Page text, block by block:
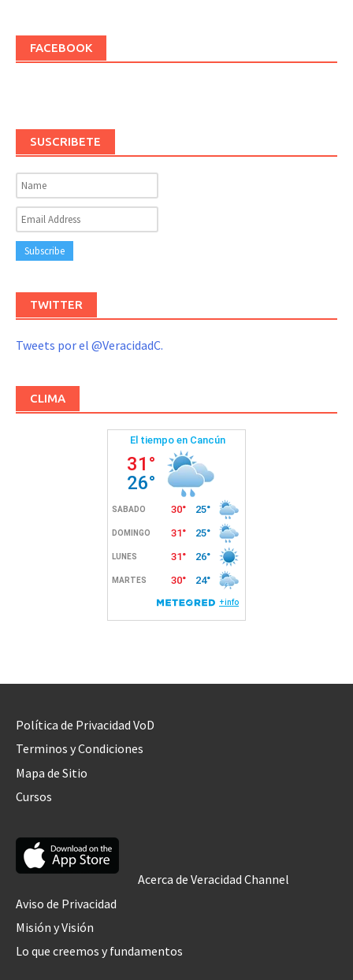
FACEBOOK
SUSCRIBETE
TWITTER
Tweets por el @VeracidadC.
CLIMA
Política de Privacidad VoD
Terminos y Condiciones
Mapa de Sitio
Cursos
Acerca de Veracidad Channel
Aviso de Privacidad
Misión y Visión
Lo que creemos y fundamentos